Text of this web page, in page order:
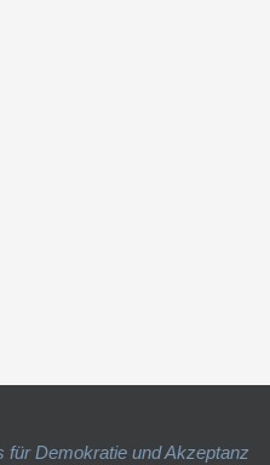
für Demokratie und Akzeptanz